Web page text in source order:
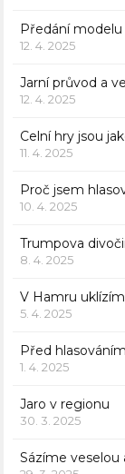
Předání
12. 4. 2025
Jarní průvod a
12. 4. 2025
Celní hry jsou
11. 4. 2025
Proč jsem
10. 4. 2025
Trumpova
8. 4. 2025
V Hamru
5. 4. 2025
Před
1. 4. 2025
Jaro v regionu
30. 3. 2025
Sázíme veselou